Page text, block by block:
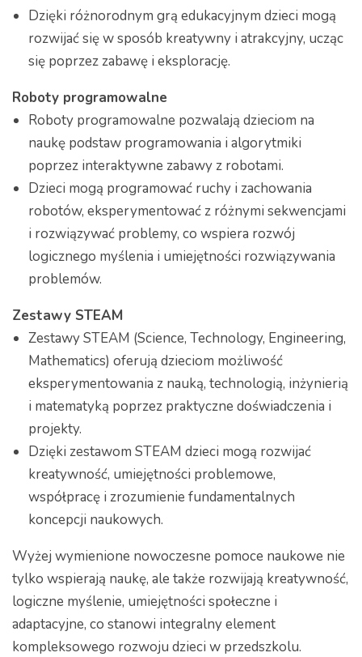
Dzięki różnorodnym grą edukacyjnym dzieci mogą
rozwijać się w sposób kreatywny i atrakcyjny, ucząc
się poprzez zabawę i eksplorację.
Roboty programowalne
Roboty programowalne pozwalają dzieciom na
naukę podstaw programowania i algorytmiki
poprzez interaktywne zabawy z robotami.
Dzieci mogą programować ruchy i zachowania
robotów, eksperymentować z różnymi sekwencjami
i rozwiązywać problemy, co wspiera rozwój
logicznego myślenia i umiejętności rozwiązywania
problemów.
Zestawy STEAM
Zestawy STEAM (Science, Technology, Engineering,
Mathematics) oferują dzieciom możliwość
eksperymentowania z nauką, technologią, inżynierią
i matematyką poprzez praktyczne doświadczenia i
projekty.
Dzięki zestawom STEAM dzieci mogą rozwijać
kreatywność, umiejętności problemowe,
współpracę i zrozumienie fundamentalnych
koncepcji naukowych.
Wyżej wymienione nowoczesne pomoce naukowe nie
tylko wspierają naukę, ale także rozwijają kreatywność,
logiczne myślenie, umiejętności społeczne i
adaptacyjne, co stanowi integralny element
kompleksowego rozwoju dzieci w przedszkolu.